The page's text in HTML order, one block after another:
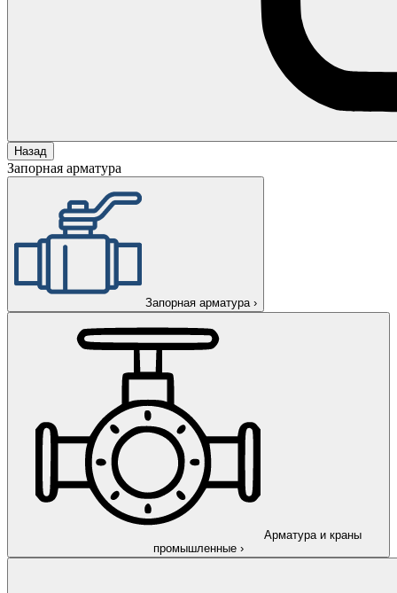
Назад
Запорная арматура
Запорная арматура ›
Арматура и краны
промышленные ›